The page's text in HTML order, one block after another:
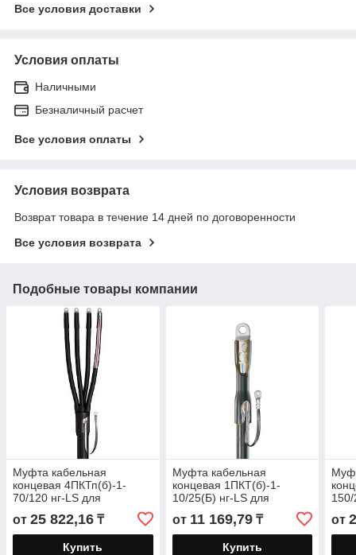
Все условия доставки
Условия оплаты
Наличными
Безналичный расчет
Все условия оплаты
Условия возврата
Возврат товара в течение 14 дней по договоренности
Все условия возврата
Подобные товары компании
Муфта кабельная
концевая 4ПКТп(б)-1-
70/120 нг-LS для
бронированных кабелей
«нг-LS» с пластмассовой
изоляцией
от 25 822,16 ₸
Купить
Муфта кабельная
концевая 1ПКТ(б)-1-
10/25(Б) нг-LS для
бронированных кабелей
«нг-LS» с пластмассовой
изоляцией
от 11 169,79₸
Купить
«нг-
от